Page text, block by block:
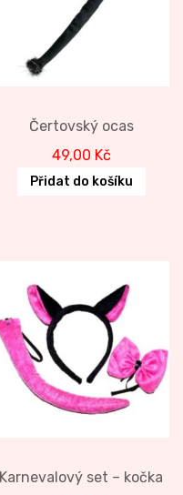
Čertovský ocas
49,00 Kč
Přidat do košíku
Karnevalový set – kočka